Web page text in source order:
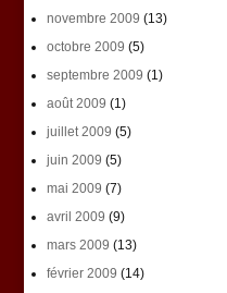
novembre 2009 (13)
octobre 2009 (5)
septembre 2009 (1)
août 2009 (1)
juillet 2009 (5)
juin 2009 (5)
mai 2009 (7)
avril 2009 (9)
mars 2009 (13)
février 2009 (14)